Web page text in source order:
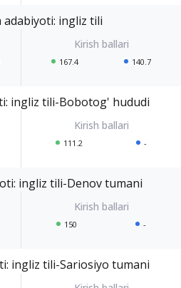
adabiyoti: ingliz tili
167.4 140.7
ingliz tili-Bobotog' hududi
111.2 -
ingliz tili-Denov tumani
150 -
ingliz tili-Sariosiyo tumani